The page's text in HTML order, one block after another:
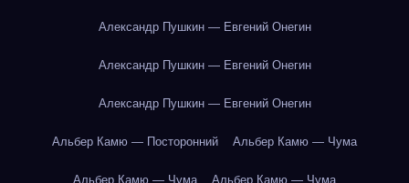
Александр Пушкин — Евгений Онегин
Александр Пушкин — Евгений Онегин
Александр Пушкин — Евгений Онегин
Альбер Камю — Посторонний Альбер Камю — Чума
Альбер Камю — Чума Альбер Камю — Чума